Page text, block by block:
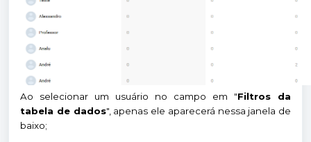
Ao selecionar um usuário no campo em "Filtros da
tabela de dados", apenas ele aparecerá nessa janela de
baixo;